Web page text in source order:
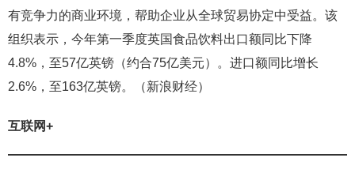
有竞争力的商业环境，帮助企业从全球贸易协定中受益。该
组织表示，今年第一季度英国食品饮料出口额同比下降
4.8%，至57亿英镑（约合75亿美元）。进口额同比增长
2.6%，至163亿英镑。（新浪财经）
互联网+